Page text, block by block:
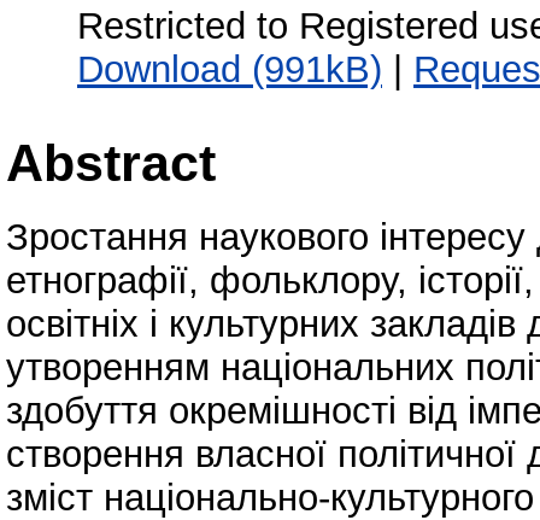
Restricted to Registered
Download (991kB) |
Abstract
Зростання наукового
етнографії, фольклору,
освітніх і культурних
утворенням національних
здобуття окремішності від
створення власної
зміст національно-